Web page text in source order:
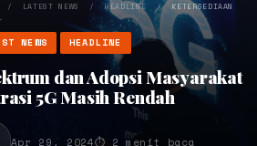
/ LATEST NEWS /HEADLINE / KETERSEDIAAN
NEWS HEADLINE
dan Adopsi Masyarakat
5G Masih Rendah
Apr 29, 2024⏱ 2 menit baca